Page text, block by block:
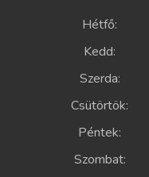
Hétfő:
Kedd:
Szerda:
Csütörtök:
Péntek:
Szombat: